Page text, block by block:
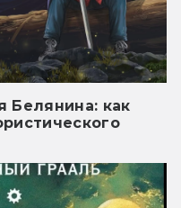
Белянина: как